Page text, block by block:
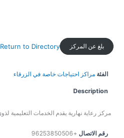
بلغ عن المركز Return to Directory
الفئة مراكز احتياجات خاصة في الزرقاء
Description
مركز رعاية نهارية يقدم الخدمات التعليمية
رقم الاتصال +96253850506